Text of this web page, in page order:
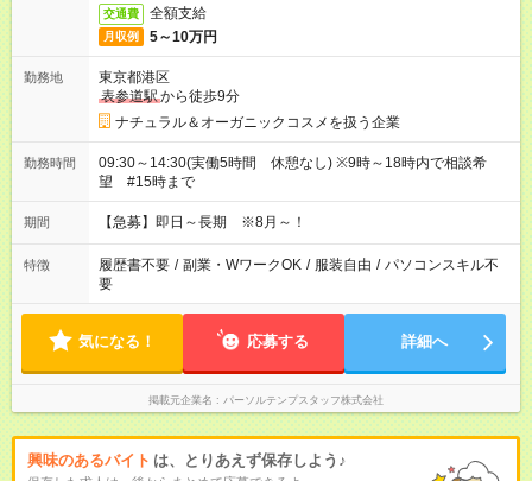
交通費 全額支給
月収例 5～10万円
勤務地
東京都港区
表参道駅から徒歩9分
ナチュラル＆オーガニックコスメを扱う企業
勤務時間
09:30～14:30(実働5時間 休憩なし) ※9時～18時内で相談希
望 #15時まで
期間 【急募】即日～長期 ※8月～！
特徴 履歴書不要 / 副業・WワークOK / 服装自由 / パソコンスキル不
要
気になる！ 応募する 詳細へ
掲載元企業名 パーソルテンプスタッフ株式会社
興味のあるバイト は、とりあえず保存しよう♪